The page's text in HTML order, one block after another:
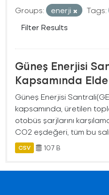
Groups: enerji Tags:
Filter Results
Güneş Enerjisi
Kapsamında
Güneş Enerjisi
kapsamında, üretilen
otobüs şarjlarını
CO2 eşdeğeri, tüm bu
CSV 107 B